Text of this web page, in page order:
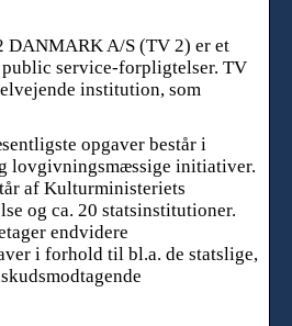
DANMARK A/S (TV 2) er et
public service-forpligtelser. TV
institution, som
opgaver består i
lovgivningsmæssige initiativer.
af Kulturministeriets
og ca. 20 statsinstitutioner.
endvidere
i forhold til bl.a. de statslige,